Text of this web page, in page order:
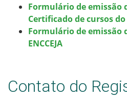
Formulário de emissão
Certificado de cursos do
Formulário de emissão
ENCCEJA
Contato do